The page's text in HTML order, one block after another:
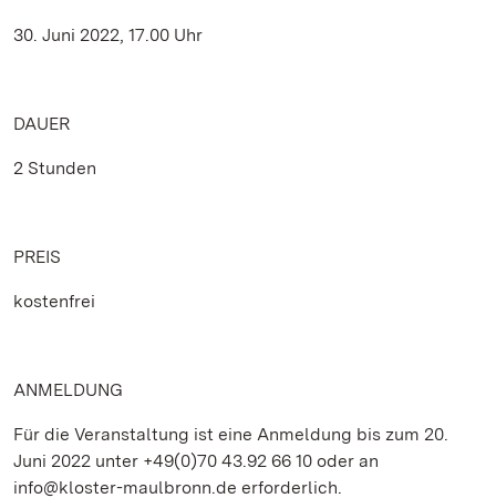
30. Juni 2022, 17.00 Uhr
DAUER
2 Stunden
PREIS
kostenfrei
ANMELDUNG
Für die Veranstaltung ist eine Anmeldung bis zum 20.
Juni 2022 unter +49(0)70 43.92 66 10 oder an
info@kloster-maulbronn.de erforderlich.